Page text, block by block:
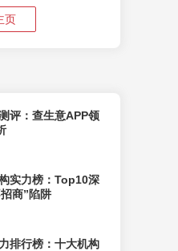
页
评：查生意APP领
实力榜：Top10深
商”陷阱
排行榜：十大机构